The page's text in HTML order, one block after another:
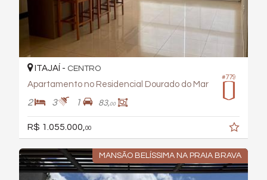
#779
ITAJAÍ - CENTRO
Apartamento no Residencial Dourado do Mar
2 3 1 83,00
R$ 1.055.000, 00
MANSÃO BELÍSSIMA NA PRAIA BRAVA